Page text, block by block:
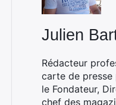
Julien
Rédacteur
carte de presse
le Fondateur,
chef des